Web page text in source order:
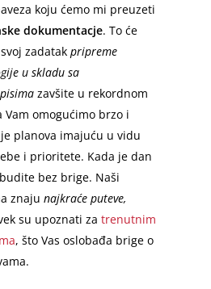
koju ćemo mi preuzeti
dokumentacje. To će
zadatakpripreme
u skladu sa
zavšite u rekordnom
omogućimo brzo i
planova imajuću u vidu
i prioritete. Kada je dan
bez brige. Naši
znajunajkraće puteve,
su upoznati zatrenutnim
, što Vas oslobađa brige o